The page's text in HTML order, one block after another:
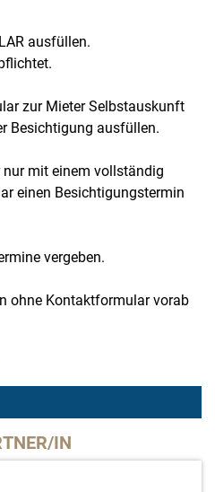
ausfüllen.
zur Mieter Selbstauskunft
Besichtigung ausfüllen.
nur mit einem vollständig
einen Besichtigungstermin
vergeben.
ohne Kontaktformular vorab
IN